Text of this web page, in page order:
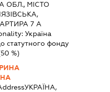
ОБЛ., МІСТО
7 А
Україна
статутного фонду
%)
УКРАЇНА,